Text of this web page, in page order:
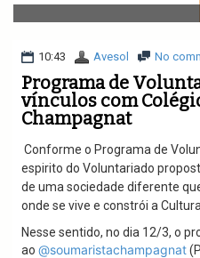
i
i
10:43 Avesol No
Programa de
vínculos com
Champagnat
Conforme o Programa de
espirito do Voluntariado
de uma sociedade diferente
onde se vive e constrói a
Nesse sentido, no dia 12/3, o
ao @soumaristachampagnat